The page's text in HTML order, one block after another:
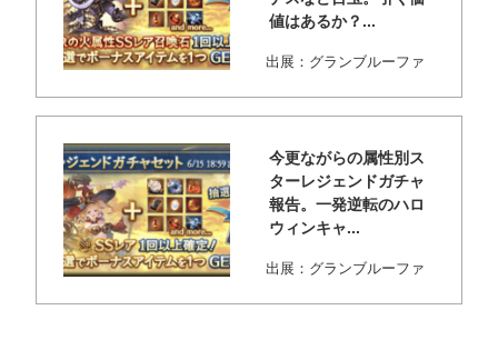
値はあるか？...
出展：グランブルーファ
今更ながらの属性別ス
ターレジェンドガチャ
報告。一発逆転のハロ
ウィンキャ...
出展：グランブルーファ